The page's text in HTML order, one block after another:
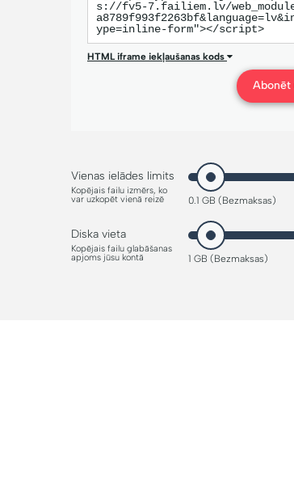
s://fv5-7.failiem.lv/web_module/
ype=inline-form"></script>
HTML iframe iekļaušanas kods
Abonēt
Vienas ielādes limits
Kopējais failu izmērs, ko
var uzkopēt vienā reizē
0.1 GB (Bezmaksas)
Diska vieta
Kopējais failu glabāšanas
apjoms jūsu kontā
1 GB (Bezmaksas)